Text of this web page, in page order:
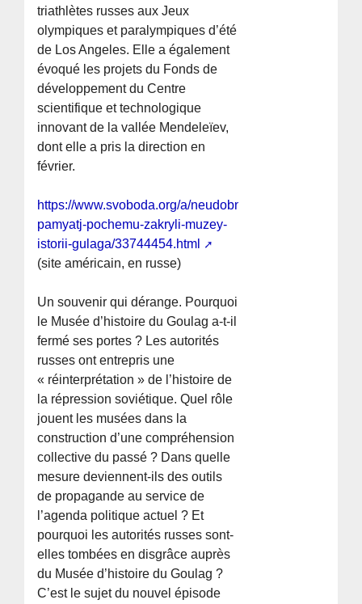
triathlètes russes aux Jeux
olympiques et paralympiques d’été
de Los Angeles. Elle a également
évoqué les projets du Fonds de
développement du Centre
scientifique et technologique
innovant de la vallée Mendeleïev,
dont elle a pris la direction en
février.
https://www.svoboda.org/a/neudobnaya-
pamyatj-pochemu-zakryli-muzey-
istorii-gulaga/33744454.html
(site américain, en russe)
Un souvenir qui dérange. Pourquoi
le Musée d’histoire du Goulag a-t-il
fermé ses portes ? Les autorités
russes ont entrepris une
« réinterprétation » de l’histoire de
la répression soviétique. Quel rôle
jouent les musées dans la
construction d’une compréhension
collective du passé ? Dans quelle
mesure deviennent-ils des outils
de propagande au service de
l’agenda politique actuel ? Et
pourquoi les autorités russes sont-
elles tombées en disgrâce auprès
du Musée d’histoire du Goulag ?
C’est le sujet du nouvel épisode